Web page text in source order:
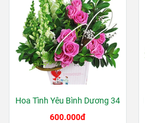
Hoa Tình Yêu Bình Dương 34
600.000đ